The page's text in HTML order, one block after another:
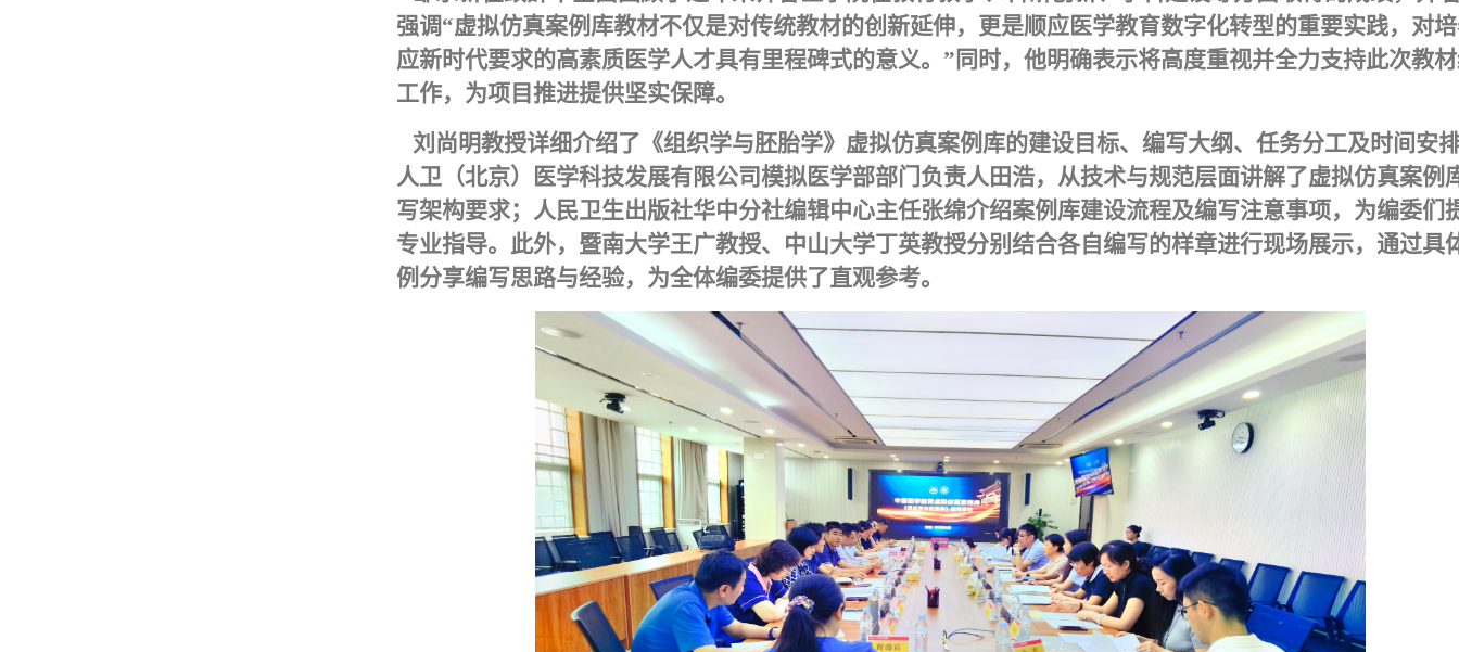
强调“虚拟仿真案例库教材不仅是对传统教材的创新延伸，更是顺应医学教育数字化转型的重要实践，对
应新时代要求的高素质医学人才具有里程碑式的意义。 ”同时，他明确表示将高度重视并全力支持此次教
工作，为项目推进提供坚实保障。
刘尚明教授详细介绍了《组织学与胚胎学》虚拟仿真案例库的建设目标、编写大纲、任务分工及时间安
人卫（北京）医学科技发展有限公司模拟医学部部门负责人田浩，从技术与规范层面讲解了虚拟仿真案例
写架构要求；人民卫生出版社华中分社编辑中心主任张绵介绍案例库建设流程及编写注意事项，为编委们
专业指导。此外，暨南大学王广教授、中山大学丁英教授分别结合各自编写的样章进行现场展示，通过具
例分享编写思路与经验，为全体编委提供了直观参考。